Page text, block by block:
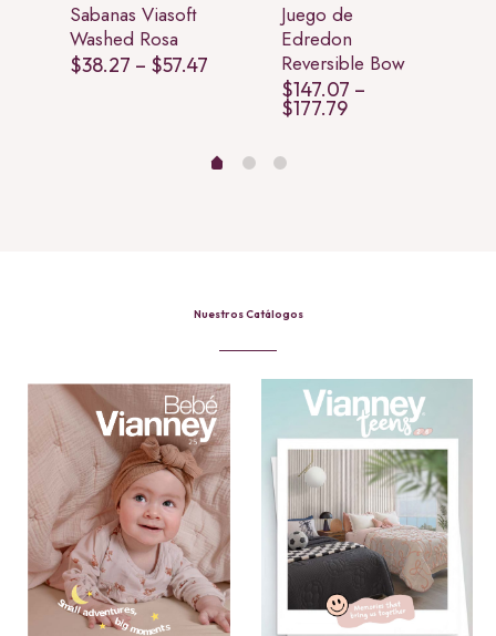
Sabanas Viasoft
Washed Rosa
$38.27 – $57.47
Juego de
Edredon
Reversible Bow
$147.07 –
$177.79Price
Nuestros Catálogos